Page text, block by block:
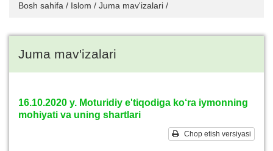
Bosh sahifa / Islom / Juma mav'izalari /
Juma mav'izalari
16.10.2020 y. Moturidiy e'tiqodiga ko‘ra iymonning
mohiyati va uning shartlari
Chop etish versiyasi